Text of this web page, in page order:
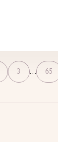
3 … 65